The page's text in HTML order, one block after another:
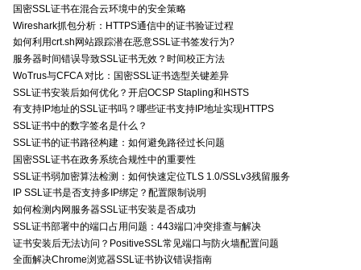
国密SSL证书在混合云环境中的安全策略
Wireshark抓包分析：HTTPS通信中的证书验证过程
如何利用crt.sh网站跟踪潜在恶意SSL证书签发行为?
服务器时间错误导致SSL证书无效？时间校正方法
WoTrus与CFCA 对比：国密SSL证书选型关键差异
SSL证书安装后如何优化？开启OCSP Stapling和HSTS
有支持IP地址的SSL证书吗？哪些证书支持IP地址实现HTTPS
SSL证书中的数字签名是什么？
SSL证书的证书路径构建：如何避免路径过长问题
国密SSL证书在政务系统合规性中的重要性
SSL证书弱加密算法检测：如何快速定位TLS 1.0/SSLv3残留服务
IP SSL证书是否支持多IP绑定？配置限制说明
如何检测内网服务器SSL证书安装是否成功
SSL证书部署中的端口占用问题：443端口冲突排查与解决
证书安装后无法访问？PositiveSSL常见端口与防火墙配置问题
全面解决Chrome浏览器SSL证书协议错误指南